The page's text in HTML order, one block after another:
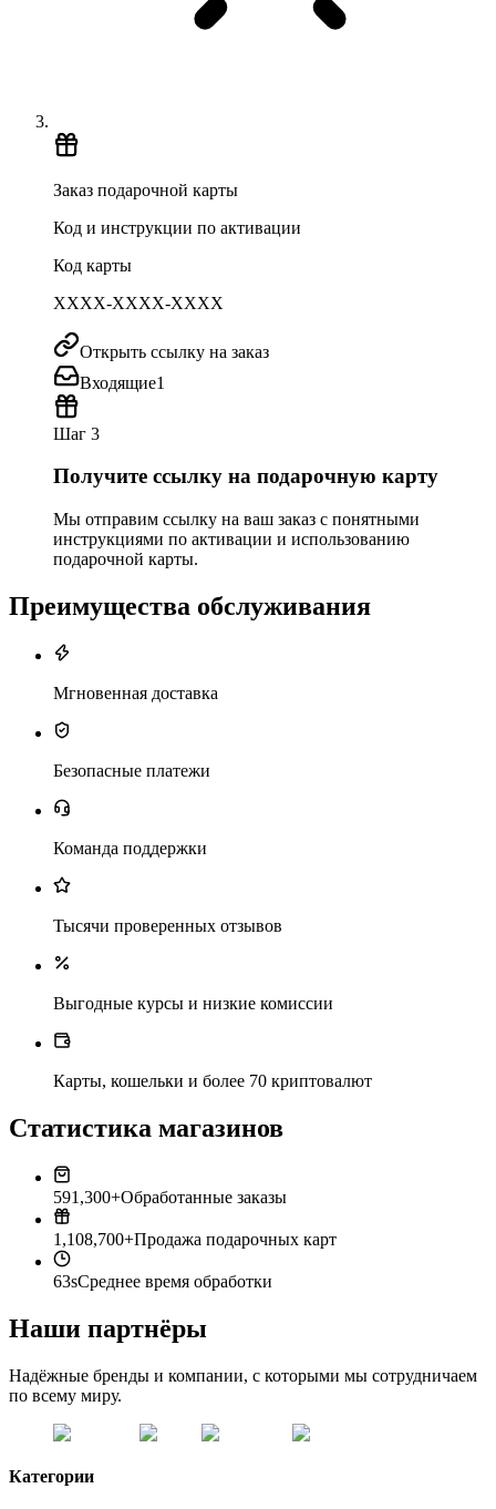
Заказ подарочной карты
Код и инструкции по активации
Код карты
XXXX-XXXX-XXXX
Открыть ссылку на заказ
Входящие1
Шаг 3
Получите ссылку на подарочную карту
Мы отправим ссылку на ваш заказ с понятными
инструкциями по активации и использованию
подарочной карты.
Преимущества обслуживания
Мгновенная доставка
Безопасные платежи
Команда поддержки
Тысячи проверенных отзывов
Выгодные курсы и низкие комиссии
Карты, кошельки и более 70 криптовалют
Статистика магазинов
591,300+Обработанные заказы
1,108,700+Продажа подарочных карт
63sСреднее время обработки
Наши партнёры
Надёжные бренды и компании, с которыми мы сотрудничаем
по всему миру.
Категории